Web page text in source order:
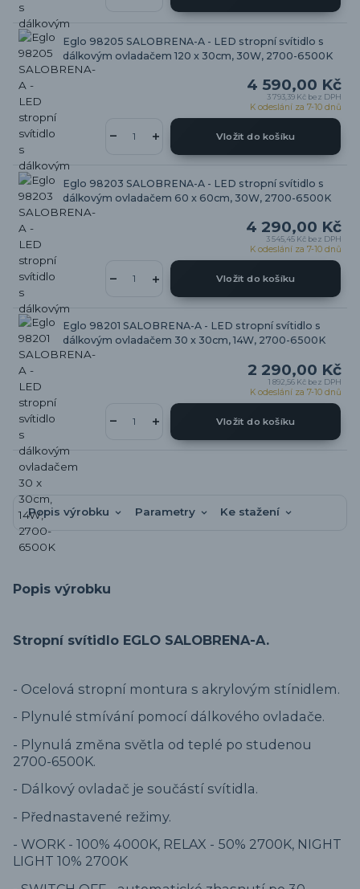
Eglo 98205 SALOBRENA-A - LED stropní svítidlo s
dálkovým ovladačem 120 x 30cm, 30W, 2700-6500K
4 590,00 Kč
3 793,39 Kč bez DPH
K odeslání za 7-10 dnů
Vložit do košíku
Eglo 98203 SALOBRENA-A - LED stropní svítidlo s
dálkovým ovladačem 60 x 60cm, 30W, 2700-6500K
4 290,00 Kč
3 545,45 Kč bez DPH
K odeslání za 7-10 dnů
Vložit do košíku
Eglo 98201 SALOBRENA-A - LED stropní svítidlo s
dálkovým ovladačem 30 x 30cm, 14W, 2700-6500K
2 290,00 Kč
1 892,56 Kč bez DPH
K odeslání za 7-10 dnů
Vložit do košíku
Popis výrobku Parametry Ke stažení
Popis výrobku
Stropní svítidlo EGLO SALOBRENA-A.
- Ocelová stropní montura s akrylovým stínidlem.
- Plynulé stmívání pomocí dálkového ovladače.
- Plynulá změna světla od teplé po studenou
2700-6500K.
- Dálkový ovladač je součástí svítidla.
- Přednastavené režimy.
- WORK - 100% 4000K, RELAX - 50% 2700K, NIGHT
LIGHT 10% 2700K